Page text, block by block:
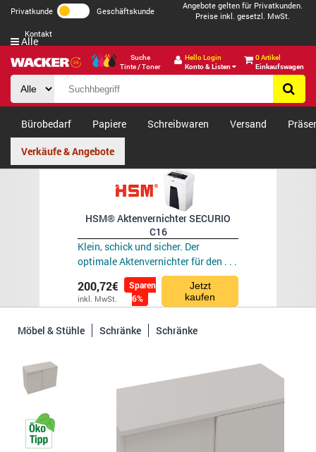
Privatkunde Geschäftskunde
Angebote gelten für Privatkunden.
Preise inkl. gesetzl. MwSt.
Kontakt
Suche
Tinte / Toner
Hello Login
Konto & Listen
0 Artikel
Einkaufswagen
Alle
Bürobedarf Papiere Schreibwaren Versand
Verkäufe & Angebote
HSM® Aktenvernichter SECURIO
C16
Klein, schick und sicher. Der
optimale Aktenvernichter für den . . .
200,72€
inkl. MwSt.
Sparen
6%
Jetzt
kaufen
Möbel & Stühle Schränke Schränke